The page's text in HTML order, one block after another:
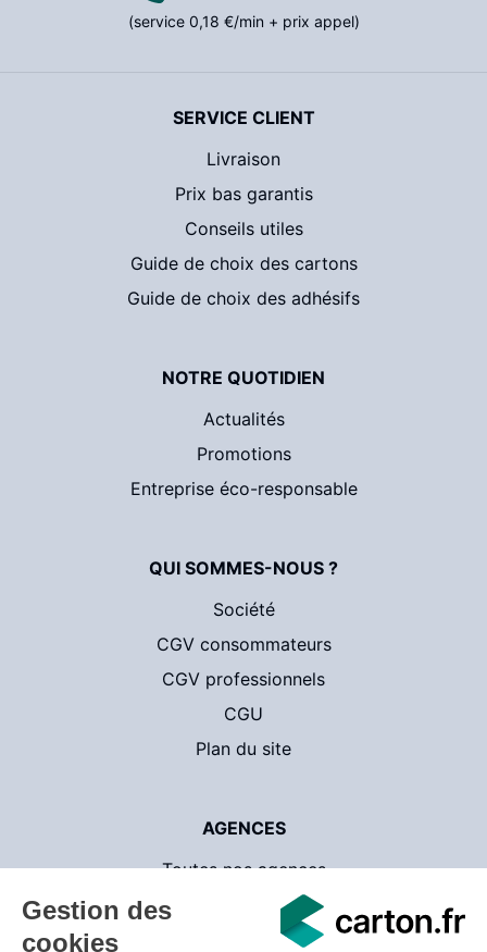
(service 0,18 €/min + prix appel)
SERVICE CLIENT
Livraison
Prix bas garantis
Conseils utiles
Guide de choix des cartons
Guide de choix des adhésifs
NOTRE QUOTIDIEN
Actualités
Promotions
Entreprise éco-responsable
QUI SOMMES-NOUS ?
Société
CGV consommateurs
CGV professionnels
CGU
Plan du site
AGENCES
Toutes nos agences
CartonsDeDemenagement.com